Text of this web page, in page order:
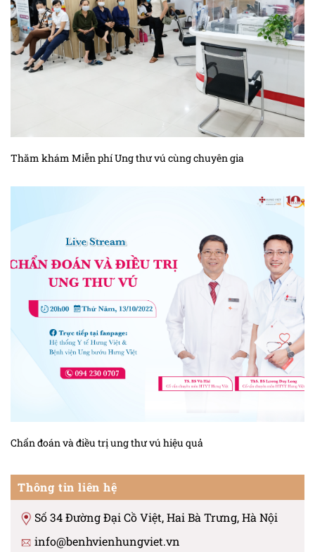
Thăm khám Miễn phí Ung thư vú cùng chuyên gia
Chẩn đoán và điều trị ung thư vú hiệu quả
Thông tin liên hệ
Số 34 Đường Đại Cồ Việt, Hai Bà Trưng, Hà Nội
info@benhvienhungviet.vn